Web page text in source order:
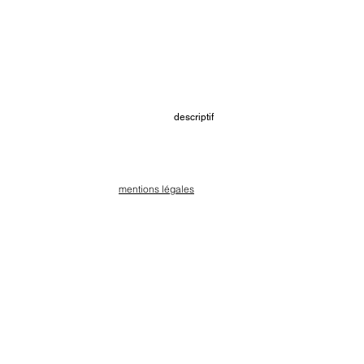
descriptif
mentions légales